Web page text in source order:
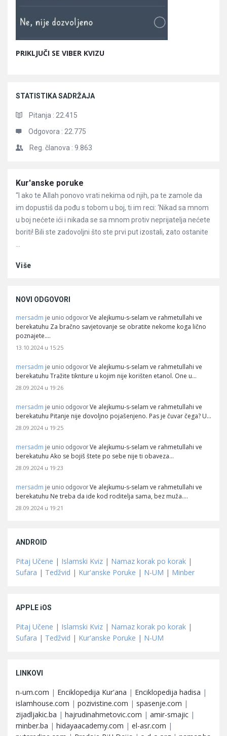
PRIKLJUČI SE VIBER KVIZU
STATISTIKA SADRŽAJA
Pitanja : 22.415
Odgovora : 22.775
Reg. članova : 9.863
Članci
Kur'anske poruke
“I ako te Allah ponovo vrati nekima od njih, pa te zamole da
im dopustiš da pođu s tobom u boj, ti im reci: ‘Nikad sa mnom
u boj nećete ići i nikada se sa mnom protiv neprijatelja nećete
boriti! Bili ste zadovoljni što ste prvi put izostali, zato ostanite
Više
NOVI ODGOVORI
mersadm je unio odgovor Ve alejkumu-s-selam ve rahmetullahi ve
berekatuhu Za bračno savjetovanje se obratite nekome koga lično
poznajete.…
13.10.2024 u 15:25
mersadm je unio odgovor Ve alejkumu-s-selam ve rahmetullahi ve
berekatuhu Tražite tiknture u kojim nije korišten etanol. One u…
28.09.2024 u 19:26
mersadm je unio odgovor Ve alejkumu-s-selam ve rahmetullahi ve
berekatuhu Pitanje nije dovoljno pojašenjeno. Pas je čuvar čega? U…
28.09.2024 u 19:25
mersadm je unio odgovor Ve alejkumu-s-selam ve rahmetullahi ve
berekatuhu Ako se bojiš štete po sebe nije ti obaveza…
28.09.2024 u 19:23
mersadm je unio odgovor Ve alejkumu-s-selam ve rahmetullahi ve
berekatuhu Ne treba da ide kod roditelja sama, bez muža.…
28.09.2024 u 19:21
ANDROID
Pitaj Učene | Islamski Kviz | Namaz korak po korak |
Sufara | Tedžvid | Kur'anske Poruke | N-UM | Minber
APPLE iOS
Pitaj Učene | Islamski Kviz | Namaz korak po korak |
Sufara | Tedžvid | Kur'anske Poruke | N-UM
LINKOVI
n-um.com | Enciklopedija Kur'ana | Enciklopedija hadisa |
islamhouse.com | pozivistine.com | spasenje.com |
zijadljakic.ba | hajrudinahmetovic.com | amir-smajic |
minber.ba | hidayaacademy.com | el-asr.com |